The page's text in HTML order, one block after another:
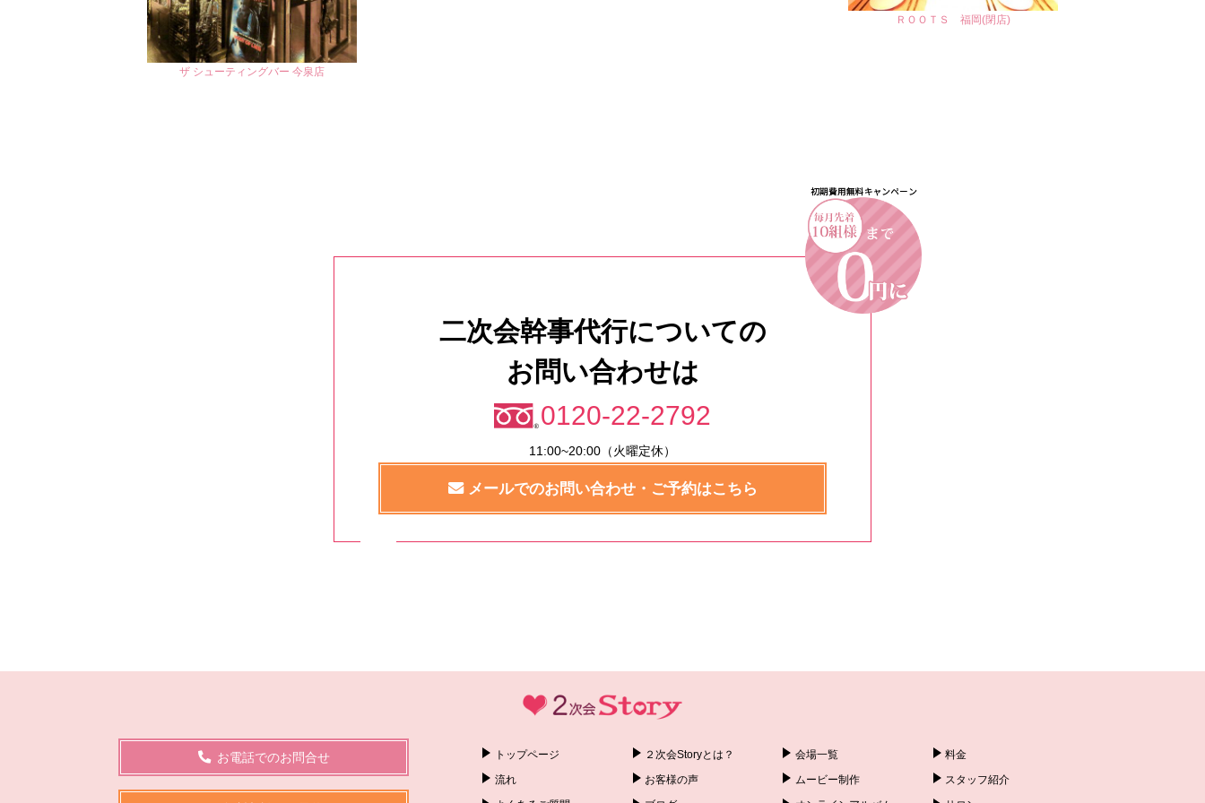
ザ シューティングバー 今泉店
ＲＯＯＴＳ 福岡(閉店)
二次会幹事代行についての
お問い合わせは
0120-22-2792
11:00~20:00（火曜定休）
メールでのお問い合わせ・ご予約はこちら
お電話でのお問合せ トップページ ２次会Storyとは？ 会場一覧 料金
流れ お客様の声 ムービー制作 スタッフ紹介